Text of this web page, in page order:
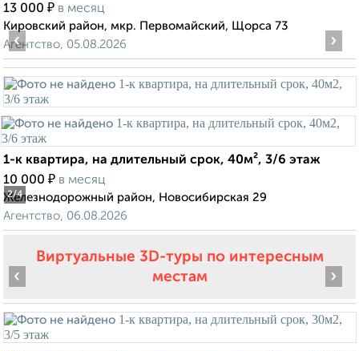
13 000 ₽ в месяц
Кировский район, мкр. Первомайский, Щорса 73
Агентство, 05.08.2026
2/4
‹ ›
1-к квартира, на длительный срок, 40м², 3/6 этаж
10 000 ₽ в месяц
Железнодорожный район, Новосибирская 29
Агентство, 06.08.2026
Виртуальные 3D-туры по интересным
местам
‹ ›